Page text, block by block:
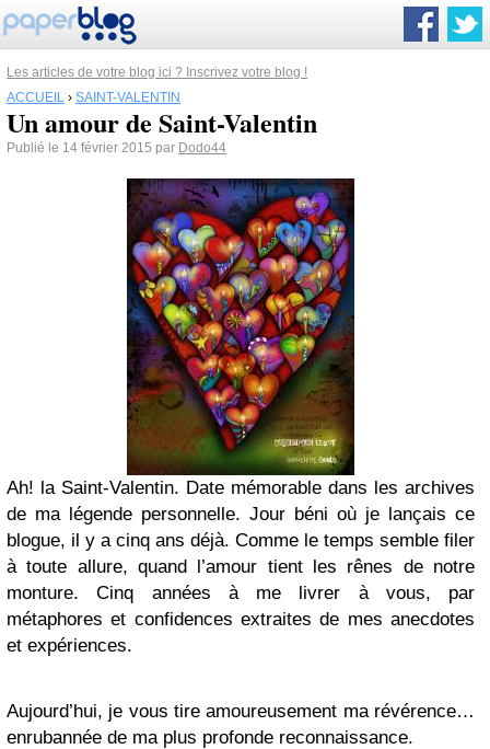
Les articles de votre blog ici ? Inscrivez votre blog !
ACCUEIL › SAINT-VALENTIN
Un amour de Saint-Valentin
Publié le 14 février 2015 par Dodo44
Ah! la Saint-Valentin. Date mémorable dans les archives
de ma légende personnelle. Jour béni où je lançais ce
blogue, il y a cinq ans déjà. Comme le temps semble filer
à toute allure, quand l’amour tient les rênes de notre
monture. Cinq années à me livrer à vous, par
métaphores et confidences extraites de mes anecdotes
et expériences.
Aujourd’hui, je vous tire amoureusement ma révérence…
enrubannée de ma plus profonde reconnaissance.